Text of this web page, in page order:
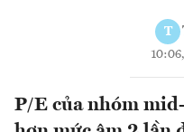
T
P/E của nhóm